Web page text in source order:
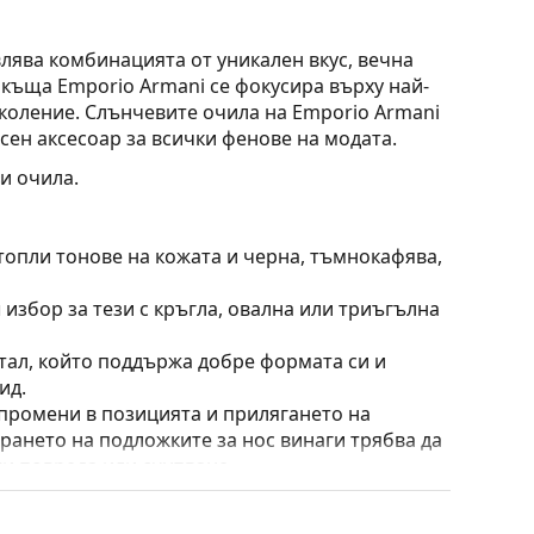
комбинацията от уникален вкус, вечна
Emporio Armani се фокусира върху най-
Слънчевите очила на Emporio Armani
аксесоар за всички фенове на модата.
очила.
тонове на кожата и черна, тъмнокафява,
за тези с кръгла, овална или триъгълна
който поддържа добре формата си и
в позицията и прилягането на
на подложките за нос винаги трябва да